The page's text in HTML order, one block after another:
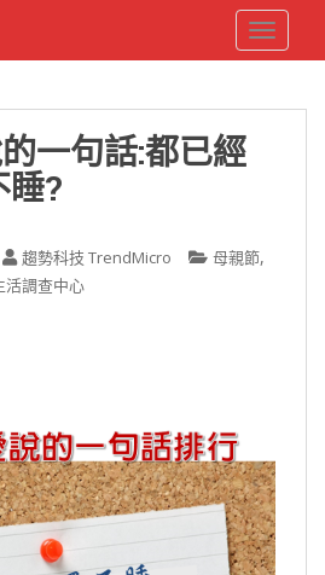
一句話:都已經
睡?
趨勢科技 TrendMicro 母親節,
活調查中心